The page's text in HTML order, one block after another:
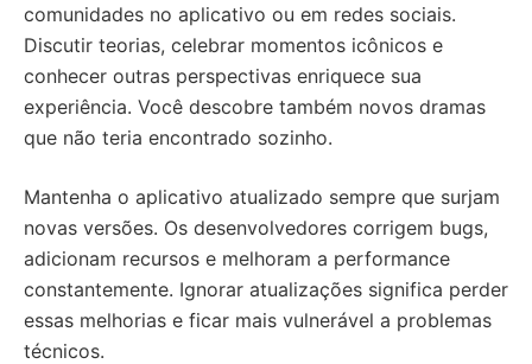
comunidades no aplicativo ou em redes sociais.
Discutir teorias, celebrar momentos icônicos e
conhecer outras perspectivas enriquece sua
experiência. Você descobre também novos dramas
que não teria encontrado sozinho.
Mantenha o aplicativo atualizado sempre que surjam
novas versões. Os desenvolvedores corrigem bugs,
adicionam recursos e melhoram a performance
constantemente. Ignorar atualizações significa perder
essas melhorias e ficar mais vulnerável a problemas
técnicos.